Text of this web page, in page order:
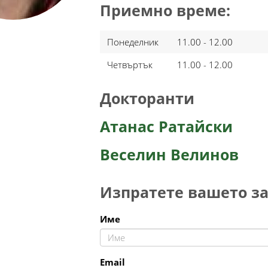
Приемно време:
Понеделник
11.00 - 12.00
Четвъртък
11.00 - 12.00
Докторанти
Атанас Ратайски
Веселин Велинов
Изпратете вашето
Име
Email